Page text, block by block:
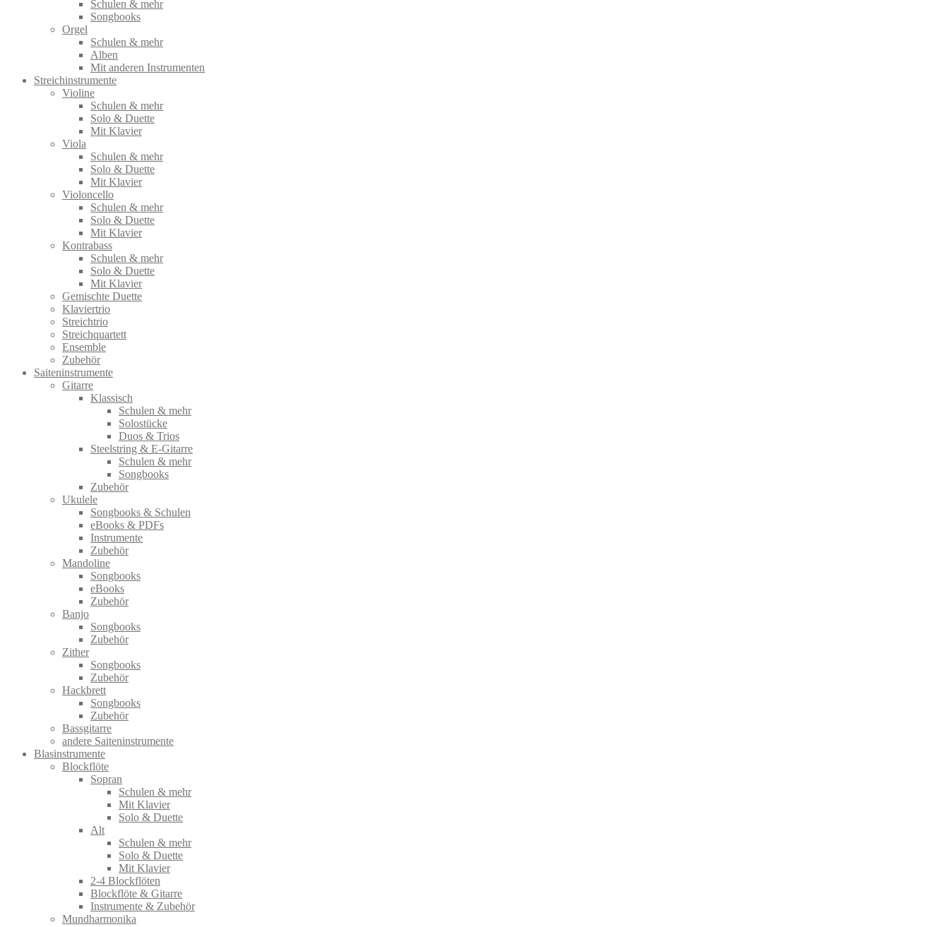
Schulen & mehr
Songbooks
Orgel
Schulen & mehr
Alben
Mit anderen Instrumenten
Streichinstrumente
Violine
Schulen & mehr
Solo & Duette
Mit Klavier
Viola
Schulen & mehr
Solo & Duette
Mit Klavier
Violoncello
Schulen & mehr
Solo & Duette
Mit Klavier
Kontrabass
Schulen & mehr
Solo & Duette
Mit Klavier
Gemischte Duette
Klaviertrio
Streichtrio
Streichquartett
Ensemble
Zubehör
Saiteninstrumente
Gitarre
Klassisch
Schulen & mehr
Solostücke
Duos & Trios
Steelstring & E-Gitarre
Schulen & mehr
Songbooks
Zubehör
Ukulele
Songbooks & Schulen
eBooks & PDFs
Instrumente
Zubehör
Mandoline
Songbooks
eBooks
Zubehör
Banjo
Songbooks
Zubehör
Zither
Songbooks
Zubehör
Hackbrett
Songbooks
Zubehör
Bassgitarre
andere Saiteninstrumente
Blasinstrumente
Blockflöte
Sopran
Schulen & mehr
Mit Klavier
Solo & Duette
Alt
Schulen & mehr
Solo & Duette
Mit Klavier
2-4 Blockflöten
Blockflöte & Gitarre
Instrumente & Zubehör
Mundharmonika